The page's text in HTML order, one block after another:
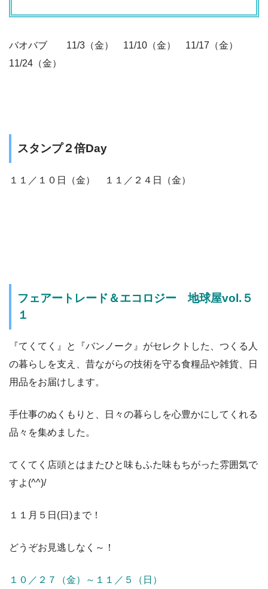
バオバブ 11/3（金） 11/10（金） 11/17（金）
11/24（金）
スタンプ２倍Day
１１／１０日（金） １１／２４日（金）
フェアートレード＆エコロジー 地球屋vol.５
１
『てくてく』と『バンノーク』がセレクトした、つくる人
の暮らしを支え、昔ながらの技術を守る食糧品や雑貨、日
用品をお届けします。
手仕事のぬくもりと、日々の暮らしを心豊かにしてくれる
品々を集めました。
てくてく店頭とはまたひと味もふた味もちがった雰囲気で
すよ(^^)/
１１月５日(日)まで！
どうぞお見逃しなく～！
１０／２７（金）～１１／５（日）